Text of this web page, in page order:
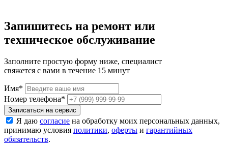
Запишитесь на ремонт или
техническое обслуживание
Заполните простую форму ниже, специалист
свяжется с вами в течение 15 минут
Имя*
Номер телефона*
Записаться на сервис
Я даю согласие на обработку моих персональных данных,
принимаю условия политики, оферты и гарантийных
обязательств.